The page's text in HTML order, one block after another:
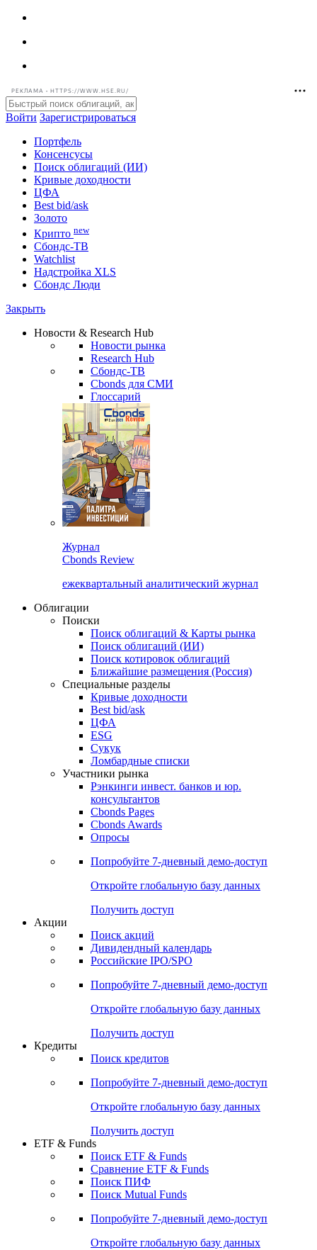
РЕКЛАМА • HTTPS://WWW.HSE.RU/
Войти Зарегистрироваться
Портфель
Консенсусы
Поиск облигаций (ИИ)
Кривые доходности
ЦФА
Best bid/ask
Золото
Крипто new
Watchlist
Сбондс Люди
Новости & Research Hub
Новости рынка
Research Hub
Сбондс-ТВ
Cbonds для СМИ
Глоссарий
Cbonds Review
ежеквартальный аналитический журнал
Облигации
Поиски
Поиск облигаций & Карты рынка
Поиск облигаций (ИИ)
Поиск котировок облигаций
Ближайшие размещения (Россия)
Специальные разделы
Кривые доходности
Best bid/ask
ЦФА
ESG
Сукук
Ломбардные списки
Участники рынка
Рэнкинги инвест. банков и юр.
Cbonds Pages
Опросы
Попробуйте7-дневный
Откройте глобальную базу данных
Получить доступ
Поиск акций
Российские IPO/SPO
Попробуйте7-дневный
Откройте глобальную базу данных
Получить доступ
Поиск кредитов
Попробуйте7-дневный
Откройте глобальную базу данных
Получить доступ
ETF & Funds
Сравнение ETF & Funds
Поиск Mutual Funds